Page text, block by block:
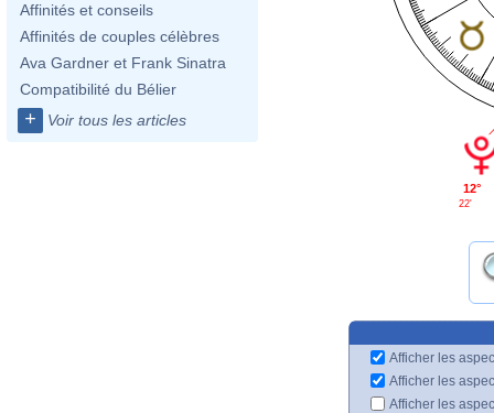
Affinités et conseils
Affinités de couples célèbres
Ava Gardner et Frank Sinatra
Compatibilité du Bélier
+ Voir tous les articles
12°
22'
Afficher les
Afficher les
Afficher les